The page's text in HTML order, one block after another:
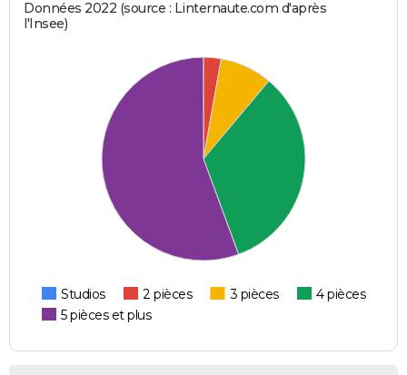
Données 2022 (source : Linternaute.com d'après
l'Insee)
Studios 2 pièces 3 pièces
4 pièces
5 pièces et plus